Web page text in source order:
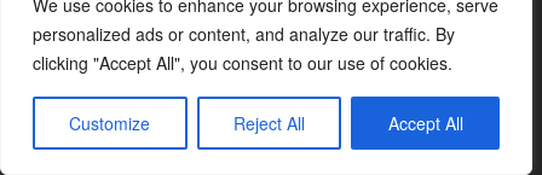
We use cookies to enhance your browsing experience, serve
personalized ads or content, and analyze our traffic. By
clicking "Accept All", you consent to our use of cookies.
Customize Reject All Accept All
anglicismo, norma, subnorma, variedad,
regla especial, etc. uno se pierde.
Ahora que me he enterado lo que es una
tinta, un lavado o un pincel seco, cambian la
forma de llamarlo y hacerlo.